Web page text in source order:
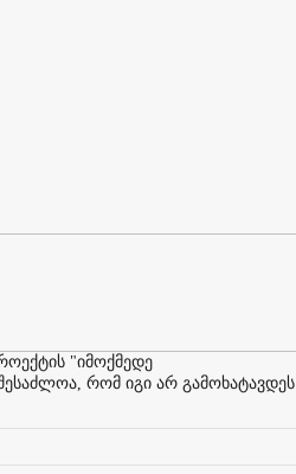
"იმოქმედე
რომ იგი არ გამოხატავდეს